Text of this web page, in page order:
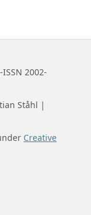
2002-
Ståhl |
Creative